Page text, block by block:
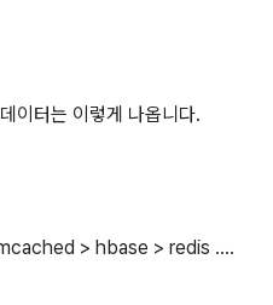
이터는 이렇게 나옵니다.
> hbase > redis ....